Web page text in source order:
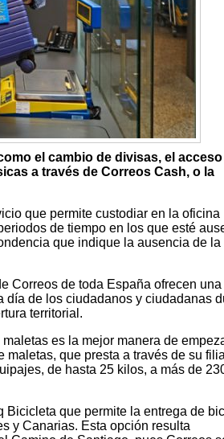
el cambio de divisas, el acceso
a través de Correos Cash, o la
que permite custodiar en la oficina
de tiempo en los que esté
que indique la ausencia de la
Correos de toda España ofrecen una
de los ciudadanos y ciudadanas
territorial.
es la mejor manera de
que presta a través de su
de hasta 25 kilos, a más de
Bicicleta que permite la entrega de
y Canarias. Esta opción resulta